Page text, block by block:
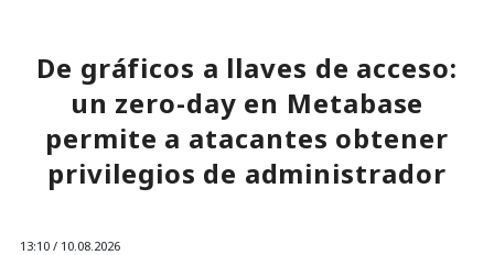
De gráficos a llaves de acceso:
un zero-day en Metabase
permite a atacantes obtener
privilegios de administrador
13:10 / 10.08.2026